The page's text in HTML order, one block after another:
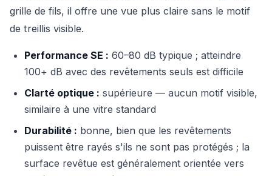
grille de fils, il offre une vue plus claire sans le motif
de treillis visible.
Performance SE : 60–80 dB typique ; atteindre
100+ dB avec des revêtements seuls est difficile
Clarté optique : supérieure — aucun motif visible,
similaire à une vitre standard
Durabilité : bonne, bien que les revêtements
puissent être rayés s'ils ne sont pas protégés ; la
surface revêtue est généralement orientée vers